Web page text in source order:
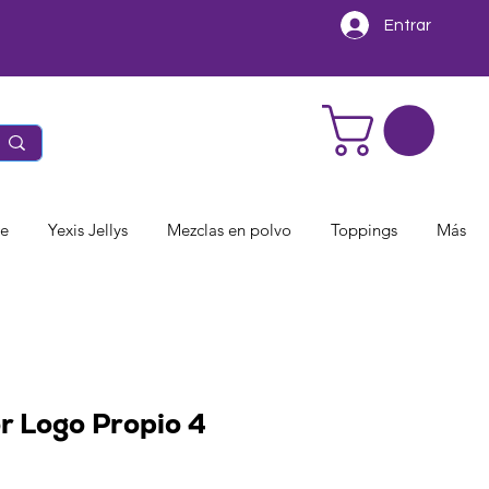
Entrar
Yexis Jellys Mezclas en polvo Toppings Más
Logo Propio 4